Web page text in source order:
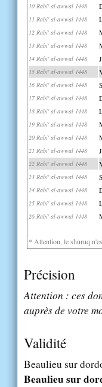
10 Rabi' al-awwal 1448
11 Rabi' al-awwal 1448
12 Rabi' al-awwal 1448
13 Rabi' al-awwal 1448
14 Rabi' al-awwal 1448
15 Rabi' al-awwal 1448
16 Rabi' al-awwal 1448
17 Rabi' al-awwal 1448
18 Rabi' al-awwal 1448
19 Rabi' al-awwal 1448
20 Rabi' al-awwal 1448
21 Rabi' al-awwal 1448
22 Rabi' al-awwal 1448
23 Rabi' al-awwal 1448
24 Rabi' al-awwal 1448
25 Rabi' al-awwal 1448
26 Rabi' al-awwal 1448
* Attention, le shuruq
Précision
Attention : ces
auprès de votre
Validité
Beaulieu sur
Beaulieu sur